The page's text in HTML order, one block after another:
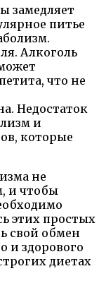
замедляет
питье
Алкоголь
что не
Недостаток
и
которые
не
и чтобы
этих простых
свой обмен
и здорового
диетах